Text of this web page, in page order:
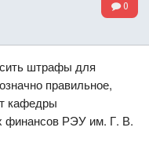
0
штрафы для
правильное,
кафедры
финансов РЭУ им. Г. В.